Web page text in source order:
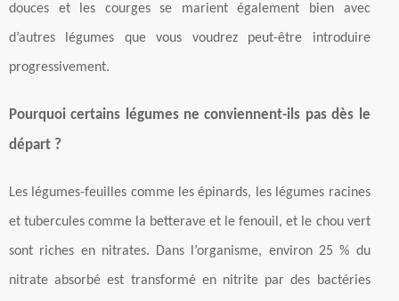
douces et les courges se marient également bien avec
d’autres légumes que vous voudrez peut-être introduire
progressivement.
Pourquoi certains légumes ne conviennent-ils pas dès le
départ ?
Les légumes-feuilles comme les épinards, les légumes racines
et tubercules comme la betterave et le fenouil, et le chou vert
sont riches en nitrates. Dans l’organisme, environ 25 % du
nitrate absorbé est transformé en nitrite par des bactéries